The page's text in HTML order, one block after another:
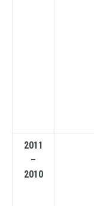
2011
–
2010